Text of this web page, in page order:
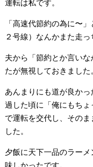
運転は私です。
「高速代節約の為に〜
２号線）なんかまた走っ
夫から「節約とか言い
たが無視しておきました
あんまりにも道が良か
過した頃に「俺にもち
で運転を交代し、その
した。
夕飯に天下一品のラー
味しかったです。